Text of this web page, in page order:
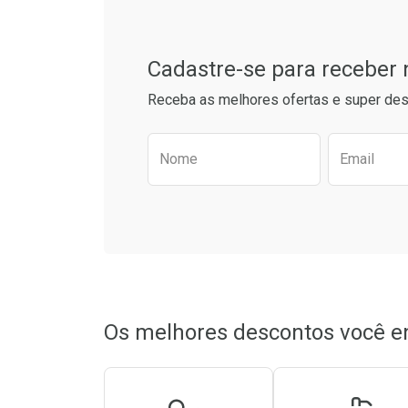
Ativar Desconto
Cadastre-se para receber
Receba as melhores ofertas e super
Preencha o formulário
Nome Email
Os melhores descontos você